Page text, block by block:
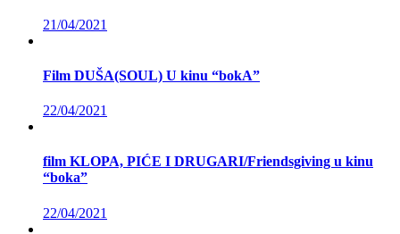
21/04/2021
Film DUŠA(SOUL) U kinu “bokA”
22/04/2021
film KLOPA, PIĆE I DRUGARI/Friendsgiving u kinu
“boka”
22/04/2021